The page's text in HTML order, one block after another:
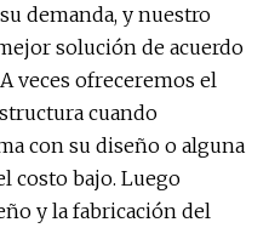
demanda, y nuestro
solución de acuerdo
veces ofreceremos el
cuando
con su diseño o alguna
costo bajo. Luego
y la fabricación del